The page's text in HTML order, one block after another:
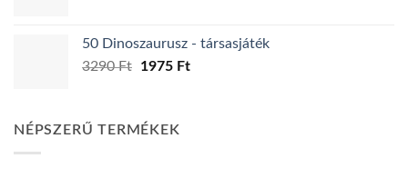
9990 Ft.5495 Ft.
50 Dinoszaurusz - társasjáték
3290Ft
Original
3290 Ft.
1975 FtCurrent
NÉPSZERŰ TERMÉKEK